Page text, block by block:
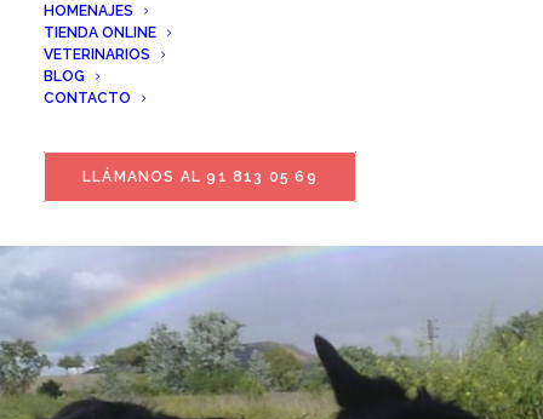
HOMENAJES
TIENDA ONLINE
VETERINARIOS
BLOG
CONTACTO
LLÁMANOS AL 91 813 05 69